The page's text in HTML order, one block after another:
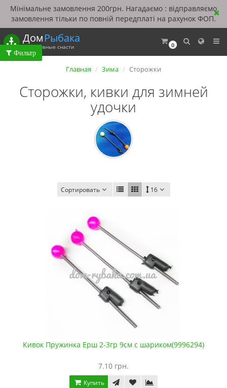
Мінімальне замовлення 200грн. Нагадаємо : відправляємо
замовлення тільки по повній передплаті на рахунок ФОП.
0
ДомРыбака
Рыболовные снасти
Главная Зима Сторожки
Сторожки, кивки для зимней
удочки
Сортировать 16
Кивок Пружинка Ерш 2-3гр 9см с шариком(9996294)
7.10 грн.
Купить